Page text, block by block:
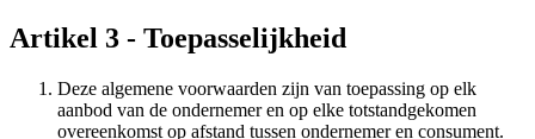
Artikel 3 - Toepasselijkheid
Deze algemene voorwaarden zijn van toepassing op elk
aanbod van de ondernemer en op elke totstandgekomen
overeenkomst op afstand tussen ondernemer en consument.